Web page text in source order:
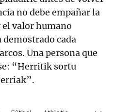
no debe empañar la
valor humano
cada
Una persona que
“Herritik sortu